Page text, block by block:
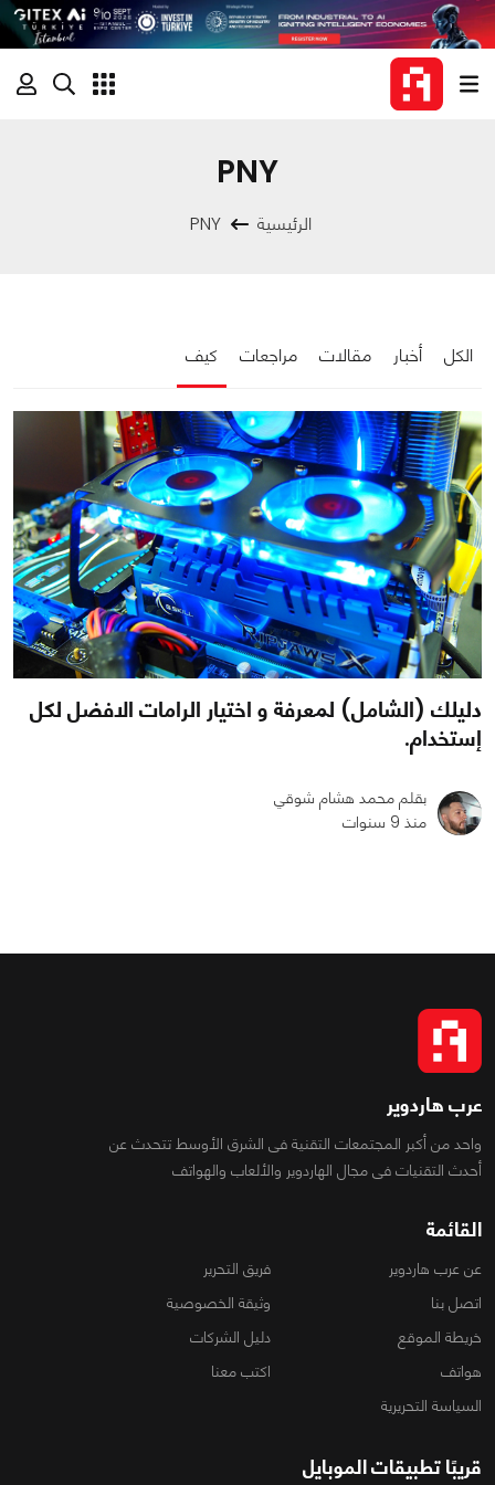
PNY
الرئيسية PNY
الكل أخبار مقالات مراجعات كيف
دليلك (الشامل) لمعرفة و اختيار الرامات الافضل لكل
إستخدام.
بقلم محمد هشام شوقي
منذ 9 سنوات
عرب هاردوير
واحد من أكبر المجتمعات التقنية فى الشرق الأوسط تتحدث عن
أحدث التقنيات فى مجال الهاردوير والألعاب والهواتف
القائمة
عن عرب هاردوير
فريق التحرير
اتصل بنا
وثيقة الخصوصية
خريطة الموقع
دليل الشركات
هواتف
اكتب معنا
السياسة التحريرية
قريبًا تطبيقات الموبايل